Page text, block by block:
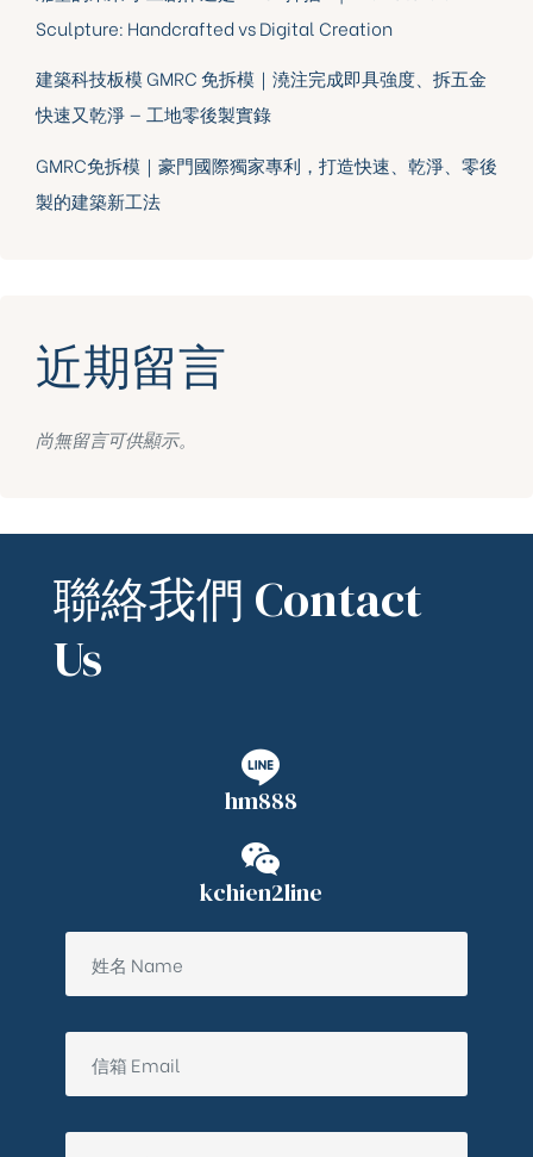
Sculpture: Handcrafted vs Digital Creation
建築科技板模 GMRC 免拆模｜澆注完成即具強度、拆五金
快速又乾淨 — 工地零後製實錄
GMRC免拆模｜豪門國際獨家專利，打造快速、乾淨、零後
製的建築新工法
近期留言
尚無留言可供顯示。
聯絡我們 Contact
Us
hm888
kchien2line